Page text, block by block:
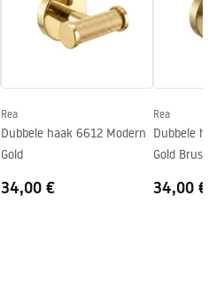
Geschroefd
50mm
50mm
Rea
Dubbele haak 6612 Modern
Gold
34,00 €
Rea
Dubbele
Gold Brush
34,00 €